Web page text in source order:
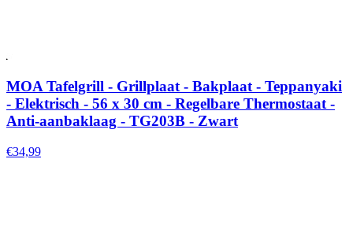
MOA Tafelgrill - Grillplaat - Bakplaat - Teppanyaki
- Elektrisch - 56 x 30 cm - Regelbare Thermostaat -
Anti-aanbaklaag - TG203B - Zwart
€34,99